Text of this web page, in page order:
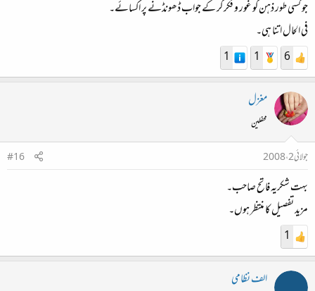
جو کسی طور ذہن کو غور و فکر کر کے جواب ڈھونڈنے پر اکسائے۔
فی الحال اتنا ہی۔
6
1
1
مغزل
محفلین
جولائی 2، 2008
#16
بہت شکریہ فاتح صاحب۔
مزید تفصیل کا منتظر ہوں۔
1
الف نظامی